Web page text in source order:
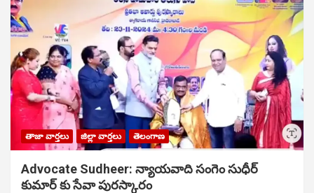
తాజా వార్తలు జిల్లా వార్తలు తెలంగాణ
Advocate Sudheer: న్యాయవాది సంగెం సుధీర్
కుమార్ కు సేవా పురస్కారం